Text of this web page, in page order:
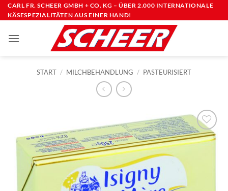
Zum
Inhalt
CARL FR. SCHEER GMBH + CO. KG – ÜBER 2.000 INTERNATIONALE
KÄSESPEZIALITÄTEN AUS EINER HAND!
START / MILCHBEHANDLUNG / PASTEURISIERT